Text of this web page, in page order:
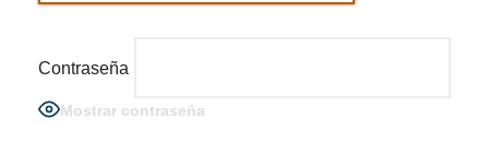
Contraseña
Mostrar contraseña